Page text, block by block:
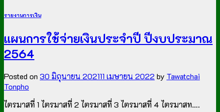
รายงานการเงิน
แผนการใช้จ่ายเงินประจำปี ปีงบประมาณ
2564
Posted on 30 มิถุนายน 202111 เมษายน 2022 by Tawatchai
Tonpho
ไตรมาสที่ 1 ไตรมาสที่ 2 ไตรมาสที่ 3 ไตรมาสที่ 4 ไตรมาสท….